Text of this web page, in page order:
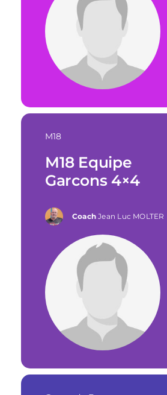
M18
M18 Equipe
Garcons 4×4
Coach Jean Luc MOLTER